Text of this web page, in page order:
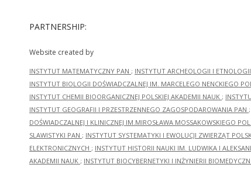
PARTNERSHIP:
Website created by
INSTYTUT MATEMATYCZNY PAN ; INSTYTUT ARCHEOLOGII I
INSTYTUT BIOLOGII DOŚWIADCZALNEJ IM. MARCELEGO NENCKIEGO
INSTYTUT CHEMII BIOORGANICZNEJ POLSKIEJ AKADEMII NAUK ;
INSTYTUT GEOGRAFII I PRZESTRZENNEGO ZAGOSPODAROWANIA PAN ;
DOŚWIADCZALNEJ I KLINICZNEJ IM.MIROSŁAWA MOSSAKOWSKIEGO
SLAWISTYKI PAN ; INSTYTUT SYSTEMATYKI I EWOLUCJI ZWIERZĄT
ELEKTRONICZNYCH ; INSTYTUT HISTORII NAUKI IM. LUDWIKA I
AKADEMII NAUK ; INSTYTUT BIOCYBERNETYKI I INŻYNIERII